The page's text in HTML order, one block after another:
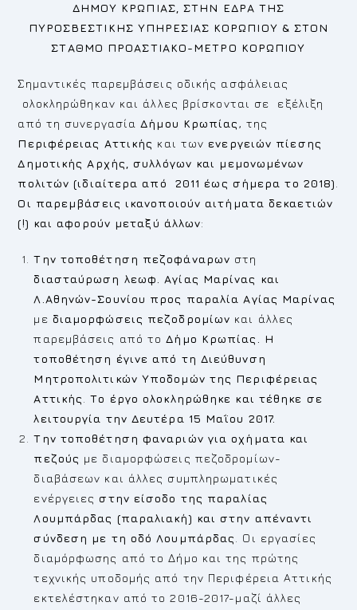
ΔΗΜΟΥ ΚΡΩΠΙΑΣ, ΣΤΗΝ ΕΔΡΑ ΤΗΣ
ΠΥΡΟΣΒΕΣΤΙΚΗΣ ΥΠΗΡΕΣΙΑΣ ΚΟΡΩΠΙΟΥ & ΣΤΟΝ
ΣΤΑΘΜΟ ΠΡΟΑΣΤΙΑΚΟ-ΜΕΤΡΟ ΚΟΡΩΠΙΟΥ
Σημαντικές παρεμβάσεις οδικής ασφάλειας
ολοκληρώθηκαν και άλλες βρίσκονται σε εξέλιξη
από τη συνεργασίαΔήμου Κρωπίας, της
Περιφέρειας Αττικής και των ενεργειών πίεσης
Δημοτικής Αρχής, συλλόγων και μεμονωμένων
πολιτών (ιδιαίτερα από 2011 έως σήμερα το 2018)
Οι παρεμβάσεις ικανοποιούν αιτήματα δεκαετιών
(!) και αφορούν μεταξύ άλλων:
Την τοποθέτηση πεζοφάναρων στη
διασταύρωση λεωφ. Αγίας Μαρίνας και
Λ.Αθηνών-Σουνίου προς παραλία Αγίας Μαρίνας
με διαμορφώσεις πεζοδρομίων και άλλες
παρεμβάσεις από τοΔήμο Κρωπίας. Η
τοποθέτηση έγινε από τη Διεύθυνση
Μητροπολιτικών Υποδομών της Περιφέρειας
Αττικής
.Το έργο ολοκληρώθηκε και τέθηκε σε
λειτουργία την Δευτέρα 15 Μαΐου 2017.
Την τοποθέτηση φαναριών για οχήματα και
πεζούς με διαμορφώσεις πεζοδρομίων-
διαβάσεων και άλλες συμπληρωματικές
ενέργειεςστην είσοδο της παραλίας
Λουμπάρδας (παραλιακή) και στην απέναντι
σύνδεση με τη οδό Λουμπάρδας
. Οι εργασίες
διαμόρφωσης από το Δήμο και της πρώτης
τεχνικής υποδομής από την Περιφέρεια Αττικής
εκτελέστηκαν από το 2016-2017-μαζί άλλες